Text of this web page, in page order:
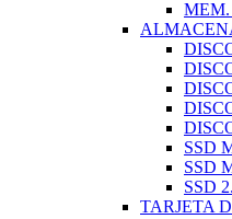
MEM.
SSD
SSD
SSD
TARJETA